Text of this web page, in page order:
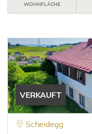
WOHNFLÄCHE
VERKAUFT
Scheidegg